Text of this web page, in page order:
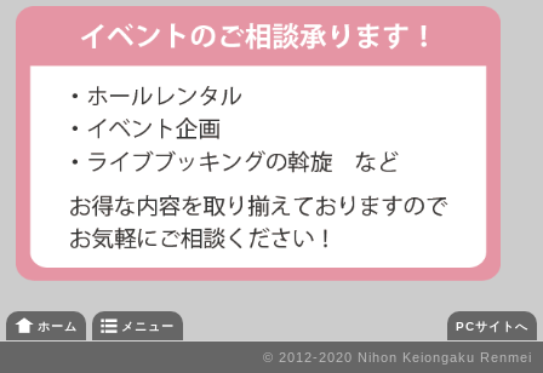
ホーム メニュー PCサイトへ
© 2012-2020 Nihon Keiongaku Renmei